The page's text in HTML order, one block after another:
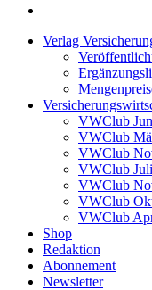
Verlag
VWClub
VWClub
VWClub
VWClub
VWClub
VWClub
VWClub
Shop
Redaktion
Abonnement
Newsletter